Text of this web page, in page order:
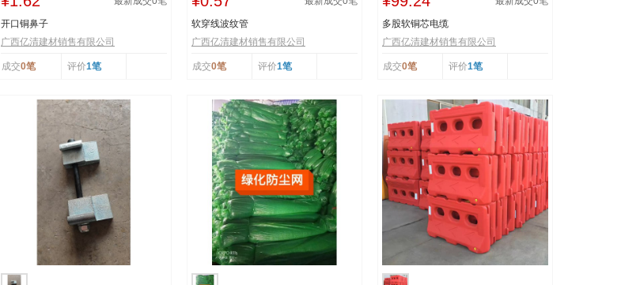
开口铜鼻子
广西亿清建材销售有限公司
成交0笔 评价1笔
软穿线波纹管
广西亿清建材销售有限公司
成交0笔 评价1笔
多股软铜芯电缆
广西亿清建材销售有限公司
成交0笔 评价1笔